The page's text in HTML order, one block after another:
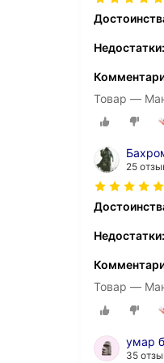
Недостатки:
Товар —
25
Недостатки:
Товар —
умар
35